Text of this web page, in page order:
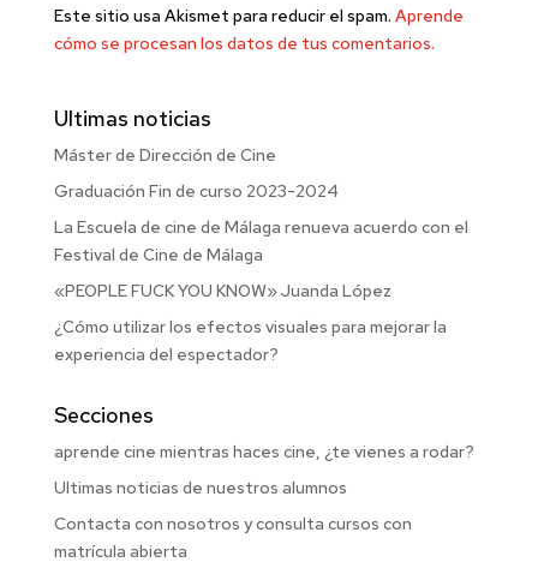
Este sitio usa Akismet para reducir el spam. Aprende
cómo se procesan los datos de tus comentarios.
Ultimas noticias
Máster de Dirección de Cine
Graduación Fin de curso 2023-2024
La Escuela de cine de Málaga renueva acuerdo con el
Festival de Cine de Málaga
«PEOPLE FUCK YOU KNOW» Juanda López
¿Cómo utilizar los efectos visuales para mejorar la
experiencia del espectador?
Secciones
aprende cine mientras haces cine, ¿te vienes a rodar?
Ultimas noticias de nuestros alumnos
Contacta con nosotros y consulta cursos con
matrícula abierta